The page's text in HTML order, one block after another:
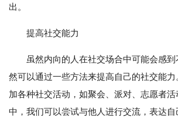
出。
提高社交能力
虽然内向的人在社交场合中可能会感
然可以通过一些方法来提高自己的社交能
加各种社交活动，如聚会、派对、志愿者
中，我们可以尝试与他人进行交流，表达自